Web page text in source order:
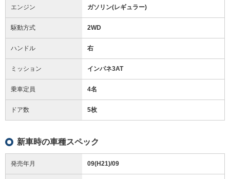
エンジン ガソリン(レギュラー)
駆動方式 2WD
ハンドル 右
ミッション インパネ3AT
乗車定員 4名
ドア数 5枚
新車時の車種スペック
発売年月 09(H21)/09